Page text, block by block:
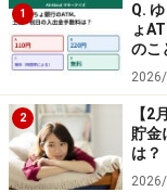
利息にも利息が
なります。全国ど
群の安心感がある
いえるでしょう。
参照：金利一覧 ゆ
1
Q.
ょ
のこ
2
【2
貯金
は？